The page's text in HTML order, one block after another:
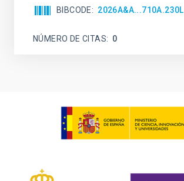
BIBCODE 2026A&A...710A.230L
NÚMERO DE CITAS 0